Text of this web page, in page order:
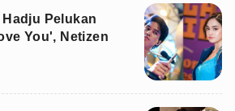
Pelukan
You', Netizen